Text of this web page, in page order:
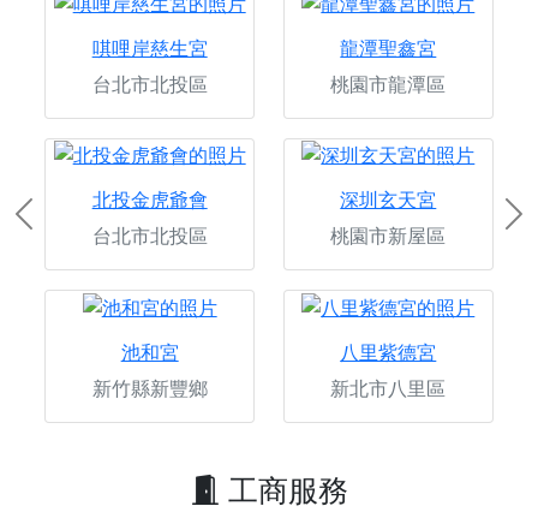
唭哩岸慈生宮
台北市北投區
龍潭聖鑫宮
桃園市龍潭區
北投金虎爺會
台北市北投區
深圳玄天宮
桃園市新屋區
池和宮
新竹縣新豐鄉
八里紫德宮
新北市八里區
Previous
工商服務